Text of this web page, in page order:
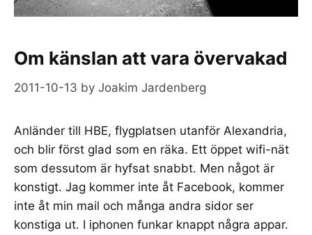
Om känslan att vara övervakad
2011-10-13 by Joakim Jardenberg
Anländer till HBE, flygplatsen utanför Alexandria,
och blir först glad som en räka. Ett öppet wifi-nät
som dessutom är hyfsat snabbt. Men något är
konstigt. Jag kommer inte åt Facebook, kommer
inte åt min mail och många andra sidor ser
konstiga ut. I iphonen funkar knappt några appar.